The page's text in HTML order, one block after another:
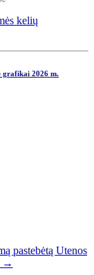
kelių
grafikai 2026 m.
pastebėtą Utenos
→